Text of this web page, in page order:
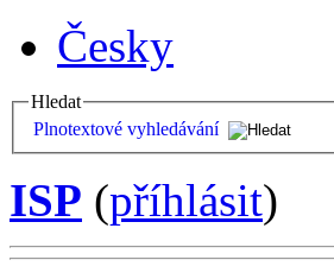
Česky
Hledat
Plnotextové vyhledávání
ISP (příhlásit)